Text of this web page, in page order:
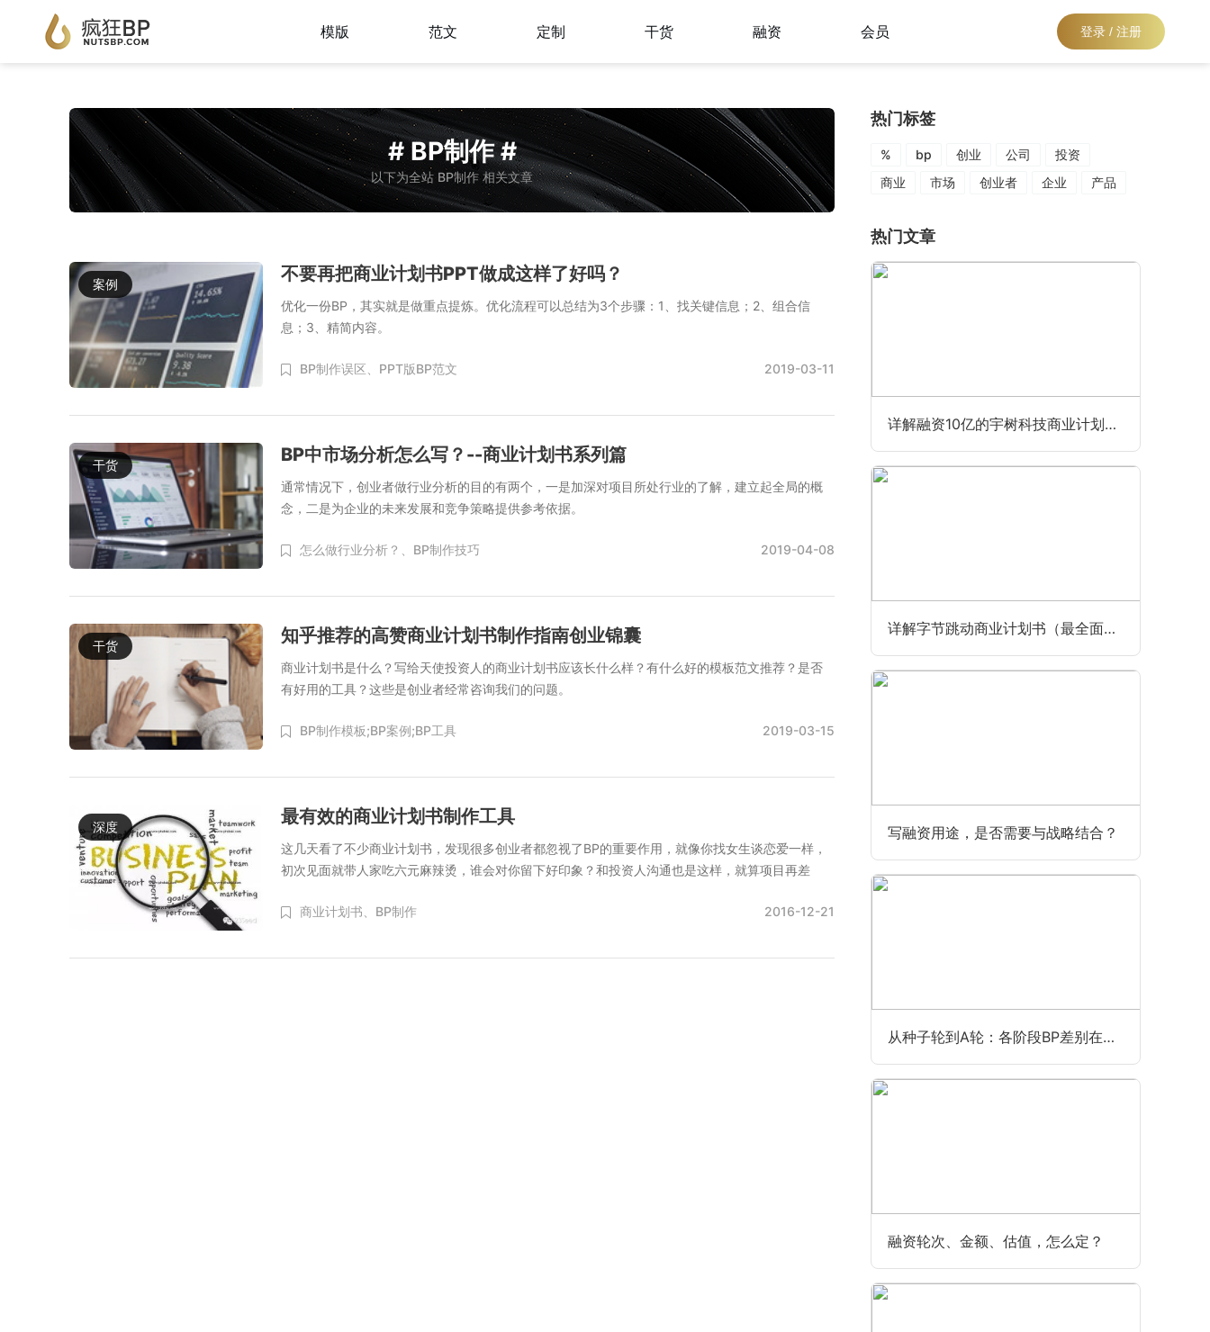
模版 范文 定制 干货 融资 会员 登录 / 注册
# BP制作 #
以下为全站 BP制作 相关文章
案例 不要再把商业计划书PPT做成这样了好吗？
优化一份BP，其实就是做重点提炼。优化流程可以总结为3个步骤：1、找关键信息；2、组合信
息；3、精简内容。
BP制作误区、 PPT版BP范文 2019-03-11
干货 BP中市场分析怎么写？--商业计划书系列篇
通常情况下，创业者做行业分析的目的有两个，一是加深对项目所处行业的了解，建立起全局的概
念，二是为企业的未来发展和竞争策略提供参考依据。
怎么做行业分析？、 BP制作技巧 2019-04-08
干货 知乎推荐的高赞商业计划书制作指南创业锦囊
商业计划书是什么？写给天使投资人的商业计划书应该长什么样？有什么好的模板范文推荐？是否
有好用的工具？这些是创业者经常咨询我们的问题。
BP制作模板;BP案例;BP工具 2019-03-15
深度 最有效的商业计划书制作工具
这几天看了不少商业计划书，发现很多创业者都忽视了BP的重要作用，就像你找女生谈恋爱一样，
初次见面就带人家吃六元麻辣烫，谁会对你留下好印象？和投资人沟通也是这样，就算项目再差
商业计划书、 BP制作 2016-12-21
热门标签
% bp 创业 公司
投资
商业
市场 创业者 企业 产品
热门文章
详解融资10亿的宇树科技商业计划书（最全最新版）
详解字节跳动商业计划书（最全面完整版）
写融资用途，是否需要与战略结合？
从种子轮到A轮：各阶段BP差别在哪？
融资轮次、金额、估值，怎么定？